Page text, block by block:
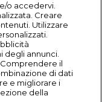
o accedervi.
Creare
Utilizzare
degli annunci.
il
di dati
e migliorare i
della